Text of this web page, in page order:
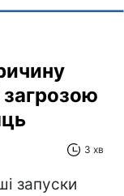
загрозою
3 хв
запуски